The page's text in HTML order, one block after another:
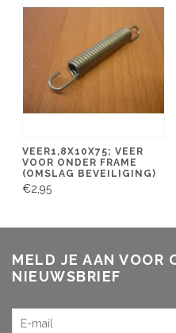
VEER1,8X10X75; VEER
VOOR ONDER FRAME
(OMSLAG BEVEILIGING)
€2,95
MELD JE AAN VOOR
NIEUWSBRIEF